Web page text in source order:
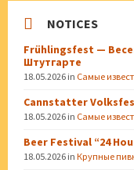
NOTICES
Frühlingsfest —
Штутгарте
18.05.2026 in Самые
Cannstatter
18.05.2026 in Самые
Beer Festival “24
18.05.2026 in Крупные